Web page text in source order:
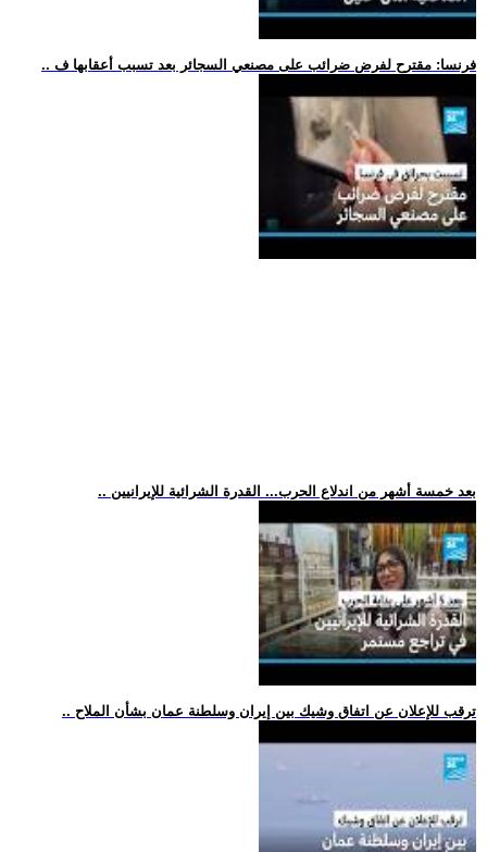
.. فرنسا: مقترح لفرض ضرائب على مصنعي السجائر بعد تسبب أعقابها ف
.. بعد خمسة أشهر من اندلاع الحرب... القدرة الشرائية للإيرانيين
.. ترقب للإعلان عن اتفاق وشيك بين إيران وسلطنة عمان بشأن الملاح